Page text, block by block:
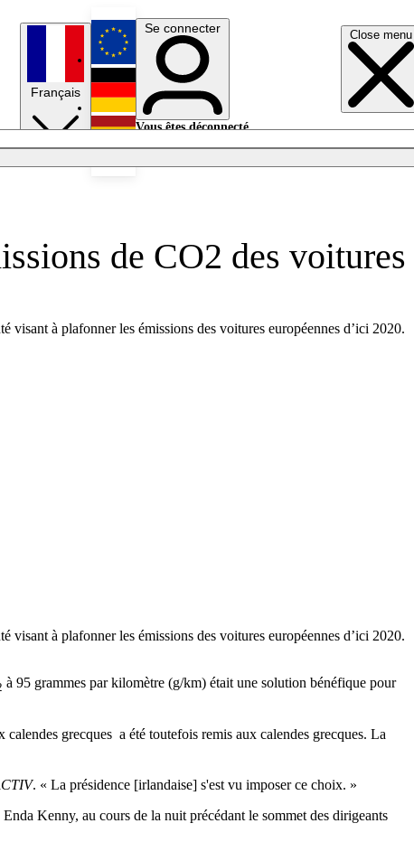
Close menu
Français
English
Deutsch
Se connecter
Vous êtes déconnecté.
de CO2 des voitures
visant à plafonner les émissions des voitures européennes d’ici 2020.
visant à plafonner les émissions des voitures européennes d’ici 2020.
à 95 grammes par kilomètre (g/km) était une solution bénéfique pour
grecques a été toutefois remis aux calendes grecques. La
. « La présidence [irlandaise] s'est vu imposer ce choix. »
Kenny, au cours de la nuit précédant le sommet des dirigeants